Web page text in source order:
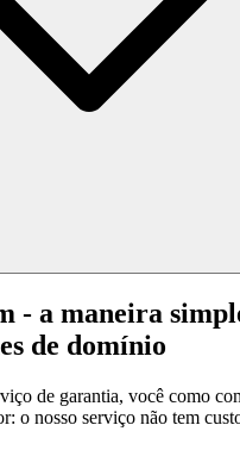
- a maneira
de domínio
de garantia, você como
o nosso serviço não tem